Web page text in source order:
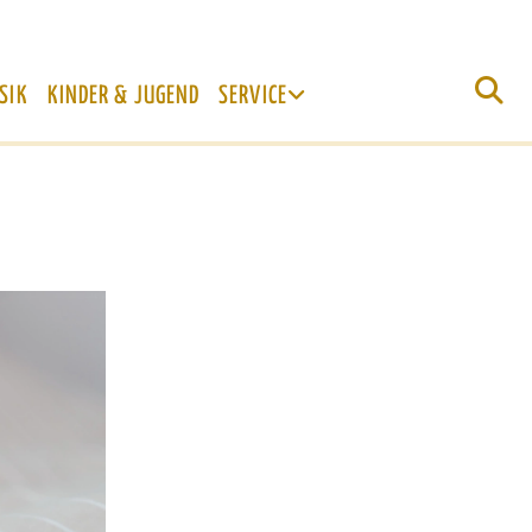
KINDER & JUGEND SERVICE